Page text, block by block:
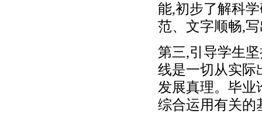
能,初步了解科
范、文字顺畅,
第三,引导学生
线是一切从实际
发展真理。毕业
综合运用有关的